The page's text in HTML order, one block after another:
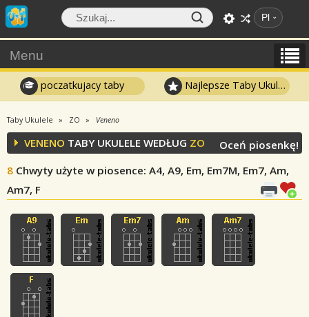
Pl
Menu
poczatkujacy taby Najlepsze Taby Ukulele
Taby Ukulele ZO Veneno
VENENO TABY UKULELE WEDŁUG ZO
8 Chwyty użyte w piosence: A4, A9, Em, Em7M, Em7, Am,
Am7, F
Oceń piosenkę!